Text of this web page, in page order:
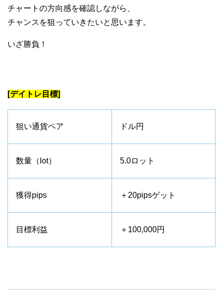
チャートの方向感を確認しながら、
チャンスを狙っていきたいと思います。
いざ勝負！
[デイトレ目標]
狙い通貨ペア ドル円
数量（lot） 5.0ロット
獲得pips ＋20pipsゲット
目標利益 ＋100,000円